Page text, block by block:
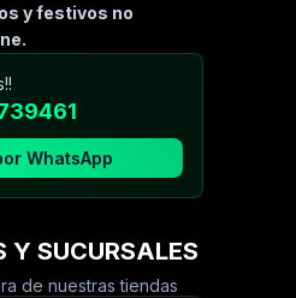
y festivos no
WhatsApp
Y SUCURSALES
de nuestras tiendas